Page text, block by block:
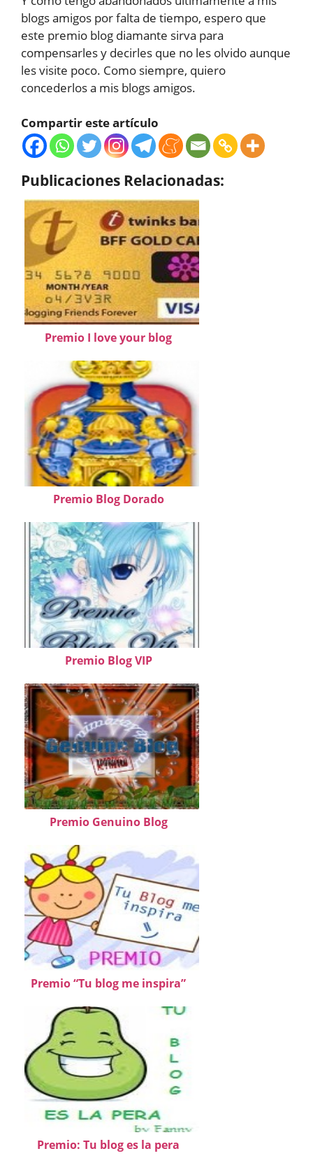
blogs amigos por falta de tiempo, espero que
este premio blog diamante sirva para
compensarles y decirles que no les olvido aunque
les visite poco. Como siempre, quiero
concederlos a mis blogs amigos.
Compartir este artículo
Publicaciones Relacionadas:
Premio I love your blog
Premio Blog Dorado
Premio Blog VIP
Premio Genuino Blog
Premio “Tu blog me inspira”
Premio: Tu blog es la pera